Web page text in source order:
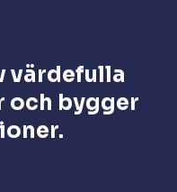
värdefulla
och bygger